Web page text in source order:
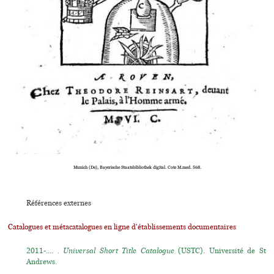
Munich (De), Bayerische Staatsbibliothek digital. Cote M.med. 568.
Références externes
Catalogues et métacatalogues en ligne d'établissements documentaires
2011-.... . Universal Short Title Catalogue(USTC). Université de St
Andrews.